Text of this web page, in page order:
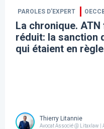
PAROLES D’EXPERT
La chronique.
réduit: la sanction
qui étaient en
Thierry Litannie
Avocat Associé @ Litaxlaw |